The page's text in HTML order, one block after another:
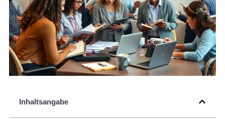
Inhaltsangabe